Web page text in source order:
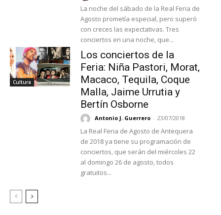
La noche del sábado de la Real Feria de
Agosto prometía especial, pero superó
con creces las expectativas. Tres
conciertos en una noche, que...
Cultura
Los conciertos de la
Feria: Niña Pastori, Morat,
Macaco, Tequila, Coque
Malla, Jaime Urrutia y
Bertín Osborne
Antonio J. Guerrero - 23/07/2018
La Real Feria de Agosto de Antequera
de 2018 ya tiene su programación de
conciertos, que serán del miércoles 22
al domingo 26 de agosto, todos
gratuitos...